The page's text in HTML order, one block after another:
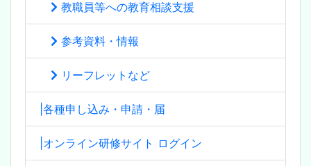
教職員等への教育相談支援
参考資料・情報
リーフレットなど
|各種申し込み・申請・届
|オンライン研修サイト ログイン